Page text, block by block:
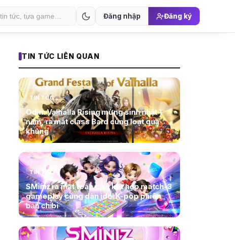
Đăng nhập Đăng ký
TIN TỨC LIÊN QUAN
TIN TỨC
Odin: Valhalla Rising mừng sinh nhật 1
năm, ra mắt class Bard cùng loạt quà
khủng
TIN TỨC
SMiniz ra mắt toàn cầu, kết hợp match-3
gameplay cùng dàn idol K-pop phiên
bản chibi